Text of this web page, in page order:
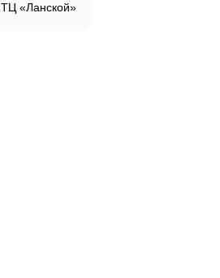
ТЦ «Ланской»